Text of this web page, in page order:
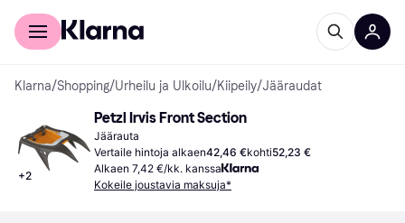
Kuluttajille
Klarna/Shopping/Urheilu ja Ulkoilu/Kiipeily/Jääraudat
+2
Petzl Irvis Front Section
Jäärauta
Vertaile hintoja alkaen42,46 €kohti52,23 €
Alkaen 7,42 €/kk. kanssa
Kokeile joustavia maksuja*